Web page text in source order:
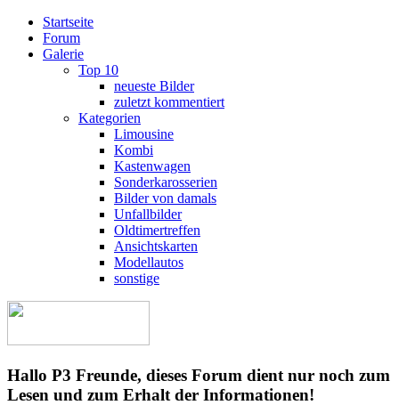
Startseite
Forum
Galerie
Top 10
neueste Bilder
zuletzt kommentiert
Kategorien
Limousine
Kombi
Kastenwagen
Sonderkarosserien
Bilder von damals
Unfallbilder
Oldtimertreffen
Ansichtskarten
Modellautos
sonstige
Hallo P3 Freunde, dieses Forum dient nur noch zum
Lesen und zum Erhalt der Informationen!